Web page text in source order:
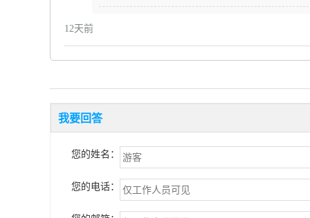
12天前
我要回答
您的姓名：
您的电话：